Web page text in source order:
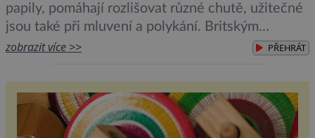
papily, pomáhají rozlišovat různé chutě, užitečné
jsou také při mluvení a polykání. Britským
vědcům se nyní, s využitím umělé inteligence,
člověka jedinečný, stejně jako třeba otisk prstu.
Jazyk se vyvinul u obratlovců po přechodu a […]
zobrazit více >> PŘEHRÁT